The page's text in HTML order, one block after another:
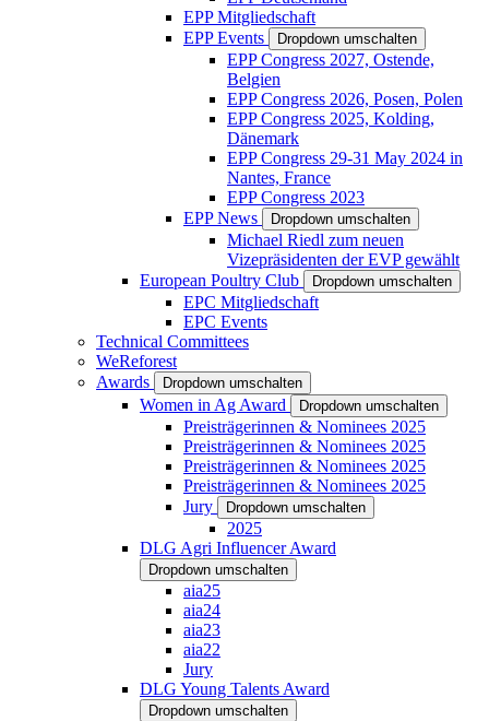
EPP Mitgliedschaft
EPP Events
Dropdown umschalten
EPP Congress 2027, Ostende,
Belgien
EPP Congress 2026, Posen, Polen
EPP Congress 2025, Kolding,
Dänemark
EPP Congress 29-31 May 2024 in
Nantes, France
EPP Congress 2023
EPP News
Dropdown umschalten
Michael Riedl zum neuen
Vizepräsidenten der EVP gewählt
European Poultry Club
Dropdown umschalten
EPC Mitgliedschaft
EPC Events
Technical Committees
WeReforest
Awards
Dropdown umschalten
Women in Ag Award Dropdown umschalten
Preisträgerinnen & Nominees 2025
Preisträgerinnen & Nominees 2025
Preisträgerinnen & Nominees 2025
Preisträgerinnen & Nominees 2025
Jury
Dropdown umschalten
2025
DLG Agri Influencer Award
Dropdown umschalten
aia25
aia24
aia23
aia22
Jury
DLG Young Talents Award
Dropdown umschalten